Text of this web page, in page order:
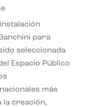
para
seleccionada
Espacio Público
más
la creación,